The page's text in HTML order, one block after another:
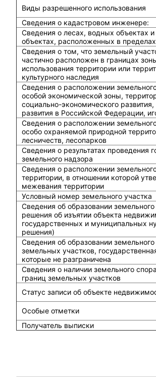
Виды разрешенного использования
Сведения о кадастровом инженере:
Cведения о лесах, водных объектах
объектах, расположенных в
Сведения о том, что земельный
частично расположен в границах
использования территории или
культурного наследия
Сведения о расположении
особой экономической зоны,
социально-экономического
развития в Российской Федерации,
Сведения о расположении
особо охраняемой природной
лесничеств, лесопарков
Сведения о результатах проведения
земельного надзора
Сведения о расположении
территории, в отношении которой
межевания территории
Условный номер земельного участка
Сведения об образовании
решения об изъятии объекта
государственных и муниципальных
решения)
Сведения об образовании
земельных участков,
которые не разграничена
Сведения о наличии земельного
границ земельных участков
Статус записи об объекте
Особые отметки
Получатель выписки